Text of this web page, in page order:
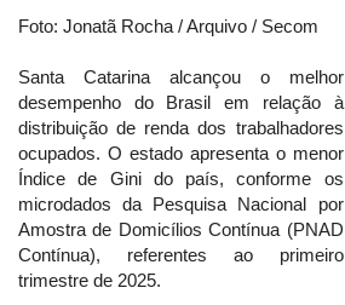
Foto: Jonatã Rocha / Arquivo / Secom
Santa Catarina alcançou o melhor
desempenho do Brasil em relação à
distribuição de renda dos trabalhadores
ocupados. O estado apresenta o menor
Índice de Gini do país, conforme os
microdados da Pesquisa Nacional por
Amostra de Domicílios Contínua (PNAD
Contínua), referentes ao primeiro
trimestre de 2025.